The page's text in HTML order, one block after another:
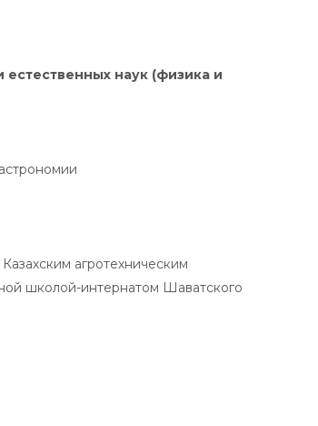
наук (физика и
агротехническим
школой-интернатом Шаватского